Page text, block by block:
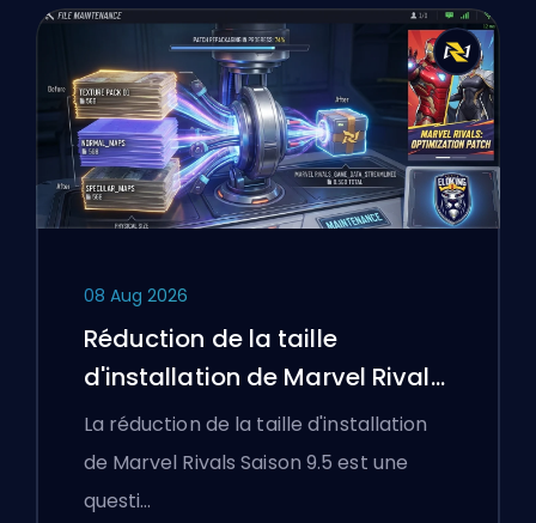
08 Aug 2026
Réduction de la taille
d'installation de Marvel Rivals
Saison 9.5 expliquée
La réduction de la taille d'installation
de Marvel Rivals Saison 9.5 est une
questi…